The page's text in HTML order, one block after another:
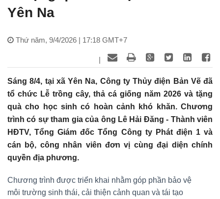
Yên Na
Thứ năm, 9/4/2026 | 17:18 GMT+7
|
Sáng 8/4, tại xã Yên Na, Công ty Thủy điện Bản Vẽ đã
tổ chức Lễ trồng cây, thả cá giống năm 2026 và tặng
quà cho học sinh có hoàn cảnh khó khăn. Chương
trình có sự tham gia của ông Lê Hải Đăng - Thành viên
HĐTV, Tổng Giám đốc Tổng Công ty Phát điện 1 và
cán bộ, công nhân viên đơn vị cùng đại diện chính
quyền địa phương.
Chương trình được triển khai nhằm góp phần bảo vệ
môi trường sinh thái, cải thiện cảnh quan và tái tạo